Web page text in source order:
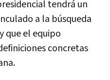
tendrá un
a la búsqueda
que el equipo
concretas